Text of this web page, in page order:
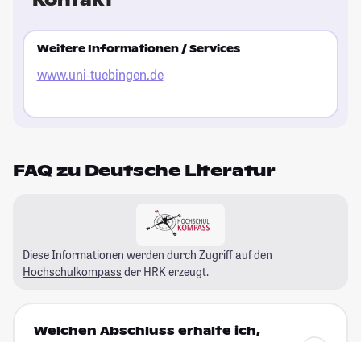
Weitere Informationen / Services
www.uni-tuebingen.de
FAQ zu Deutsche Literatur
Diese Informationen werden durch Zugriff auf den
Hochschulkompass der HRK erzeugt.
Welchen Abschluss erhalte ich,